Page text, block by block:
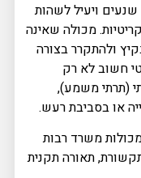
ויעיל לשהות
מכולה שאינה
ולהתקרר בצורה
חשוב לא רק
(תרתי משמע),
או בסביבת רעש.
משרד רבות
תאורה תקנית